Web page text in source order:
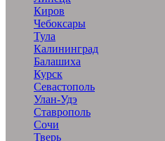
Киров
Чебоксары
Тула
Калининград
Балашиха
Курск
Севастополь
Улан-Удэ
Ставрополь
Сочи
Тверь